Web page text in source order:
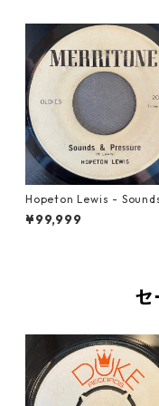
Hopeton Lewis ‎- Sounds
ressure【7-21932】
¥99,999
セ